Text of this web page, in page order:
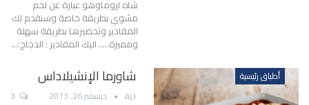
شاه اروماوهو عبارة عن لحم
مشوي بطريقة خاصة وسنقدم لك
المقادير وتحضيرها بطريقة سهلة
ومميزة..... اليك المقادير : الدجاج:…
أطباق رئيسية شاورما الإنشيلاداس
ALI ديسمبر 26, 2013